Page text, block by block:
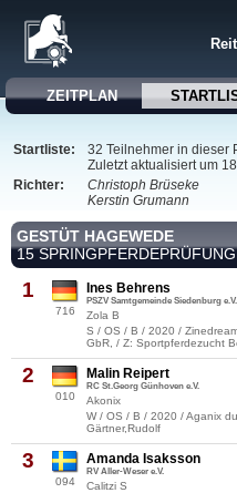
ZEITPLAN
Startliste:
32 Teilnehmer in dieser
Zuletzt aktualisiert um
Richter:
Christoph Brüseke
Kerstin Grumann
GESTÜT HAGEWEDE
15
1
716
Ines Behrens
PSZV Samtgemeinde Siedenburg e.V.
Zola B
S / OS / B / 2020 /
GbR, / Z: Sportpferdezucht
2
010
Malin Reipert
RC St.Georg Günhoven e.V.
Akonix
W / OS / B / 2020 / Aganix
Gärtner,Rudolf
3
094
Amanda Isaksson
RV Aller-Weser e.V.
Calitzi S